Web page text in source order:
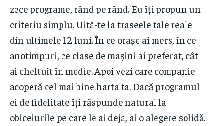
zece programe, rând pe rând. Eu îți propun un
criteriu simplu. Uită-te la traseele tale reale
din ultimele 12 luni. În ce orașe ai mers, în ce
anotimpuri, ce clase de mașini ai preferat, cât
ai cheltuit în medie. Apoi vezi care companie
acoperă cel mai bine harta ta. Dacă programul
ei de fidelitate îți răspunde natural la
obiceiurile pe care le ai deja, ai o alegere solidă.